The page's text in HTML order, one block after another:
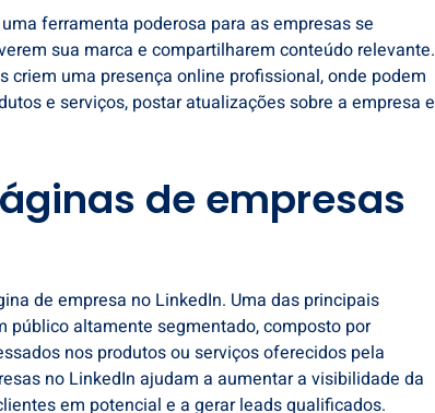
ferramenta poderosa para as empresas se
sua marca e compartilharem conteúdo relevante.
criem uma presença online profissional, onde podem
e serviços, postar atualizações sobre a empresa e
de empresas
de empresa no LinkedIn. Uma das principais
público altamente segmentado, composto por
nos produtos ou serviços oferecidos pela
no LinkedIn ajudam a aumentar a visibilidade da
em potencial e a gerar leads qualificados.